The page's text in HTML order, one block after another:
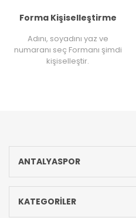
Forma Kişiselleştirme
Adını, soyadını yaz ve
numaranı seç Formanı şimdi
kişiselleştir.
ANTALYASPOR
KATEGORİLER